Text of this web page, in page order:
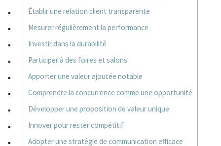
Établir une relation client transparente
Mesurer régulièrement la performance
Investir dans la durabilité
Participer à des foires et salons
Apporter une valeur ajoutée notable
Comprendre la concurrence comme une opportunité
Développer une proposition de valeur unique
Innover pour rester compétitif
Adopter une stratégie de communication efficace